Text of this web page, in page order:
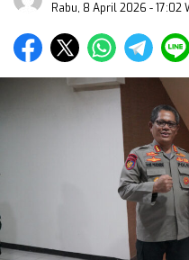
Rabu, 8 April 2026 - 17:02